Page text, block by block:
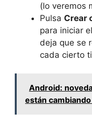
(lo veremos
Pulsa Crear
para iniciar
deja que se
cada cierto
Android:
están